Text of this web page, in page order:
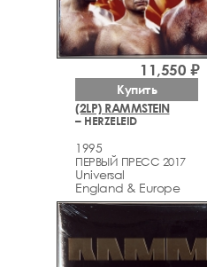
(2LP) RAMMSTEIN
– HERZELEID
1995
ПЕРВЫЙ ПРЕСС 2017
Universal
England & Europe
11,550 ₽
Купить